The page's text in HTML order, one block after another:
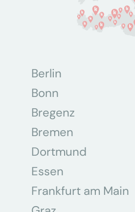
Berlin
Bonn
Bregenz
Bremen
Dortmund
Essen
Frankfurt am Main